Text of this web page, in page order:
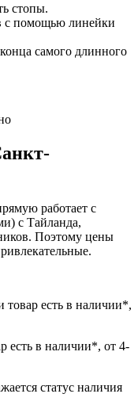
стопы.
с помощью линейки
самого длинного
работает с
с Тайланда,
Поэтому цены
товар есть в наличии*,
есть в наличии*, от 4-
статус наличия